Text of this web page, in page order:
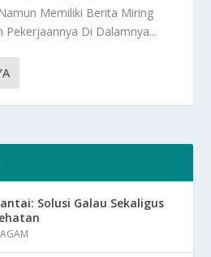
Memiliki Berita Miring
Pekerjaannya Di Dalamnya...
Solusi Galau Sekaligus